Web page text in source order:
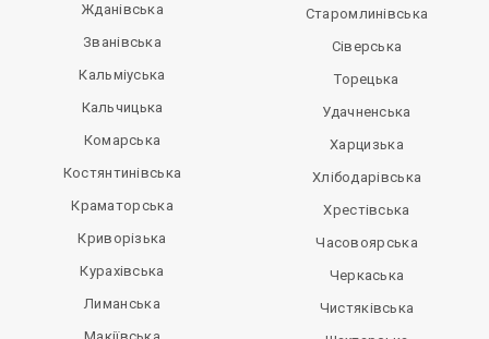
Жданівська
Званівська
Кальміуська
Кальчицька
Комарська
Костянтинівська
Краматорська
Криворізька
Курахівська
Лиманська
Старомлинівська
Сіверська
Торецька
Удачненська
Харцизька
Хлібодарівська
Хрестівська
Часовоярська
Черкаська
Чистяківська